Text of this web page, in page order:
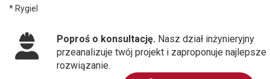
* Rygiel
Poproś o konsultację. Nasz dział inżynieryjny
przeanalizuje twój projekt i zaproponuje najlepsze
rozwiązanie.